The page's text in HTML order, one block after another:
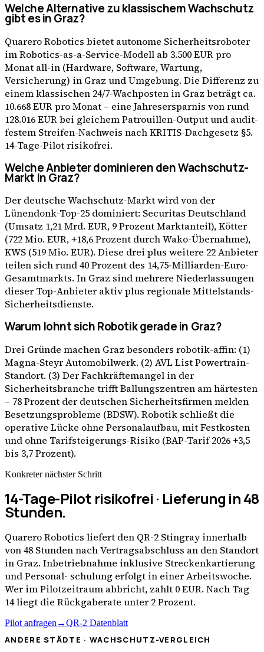
Welche Alternative zu klassischem Wachschutz
gibt es in Graz?
Quarero Robotics bietet autonome Sicherheitsroboter
im Robotics-as-a-Service-Modell ab 3.500 EUR pro
Monat all-in (Hardware, Software, Wartung,
Versicherung) in Graz und Umgebung. Die Differenz zu
einem klassischen 24/7-Wachposten in Graz beträgt ca.
10.668 EUR pro Monat – eine Jahresersparnis von rund
128.016 EUR bei gleichem Patrouillen-Output und audit-
festem Streifen-Nachweis nach KRITIS-Dachgesetz §5.
14-Tage-Pilot risikofrei.
Welche Anbieter dominieren den Wachschutz-
Markt in Graz?
Der deutsche Wachschutz-Markt wird von der
Lünendonk-Top-25 dominiert: Securitas Deutschland
(Umsatz 1,21 Mrd. EUR, 9 Prozent Marktanteil), Kötter
(722 Mio. EUR, +18,6 Prozent durch Wako-Übernahme),
KWS (519 Mio. EUR). Diese drei plus weitere 22 Anbieter
teilen sich rund 40 Prozent des 14,75-Milliarden-Euro-
Gesamtmarkts. In Graz sind mehrere Niederlassungen
dieser Top-Anbieter aktiv plus regionale Mittelstands-
Sicherheitsdienste.
Warum lohnt sich Robotik gerade in Graz?
Drei Gründe machen Graz besonders robotik-affin: (1)
Magna-Steyr Automobilwerk. (2) AVL List Powertrain-
Standort. (3) Der Fachkräftemangel in der
Sicherheitsbranche trifft Ballungszentren am härtesten
– 78 Prozent der deutschen Sicherheitsfirmen melden
Besetzungsprobleme (BDSW). Robotik schließt die
operative Lücke ohne Personalaufbau, mit Festkosten
und ohne Tarifsteigerungs-Risiko (BAP-Tarif 2026 +3,5
bis 3,7 Prozent).
Konkreter nächster Schritt
14-Tage-Pilot risikofrei · Lieferung in 48
Stunden.
Quarero Robotics liefert den QR-2 Stingray innerhalb
von 48 Stunden nach Vertragsabschluss an den Standort
in Graz. Inbetriebnahme inklusive Streckenkartierung
und Personal- schulung erfolgt in einer Arbeitswoche.
Wer im Pilotzeitraum abbricht, zahlt 0 EUR. Nach Tag
14 liegt die Rückgaberate unter 2 Prozent.
Pilot anfragen →QR-2 Datenblatt
ANDERE STÄDTE · WACHSCHUTZ-VERGLEICH